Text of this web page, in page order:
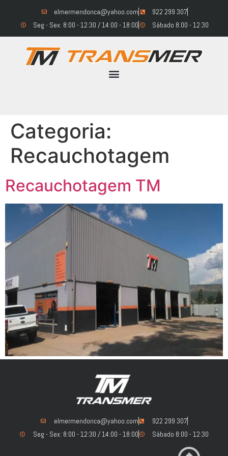
elmermendonca@yahoo.com
922 299 307
Seg - Sex: 8:00 - 12:30 / 14:00 - 18:00
Sábado 8:00 - 12:30
Categoria:
Recauchotagem
Recauchotagem TM
elmermendonca@yahoo.com
922 299 307
Seg - Sex: 8:00 - 12:30 / 14:00 - 18:00
Sábado 8:00 - 12:30